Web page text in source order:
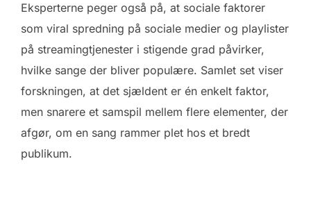
Eksperterne peger også på, at sociale faktorer
som viral spredning på sociale medier og playlister
på streamingtjenester i stigende grad påvirker,
hvilke sange der bliver populære. Samlet set viser
forskningen, at det sjældent er én enkelt faktor,
men snarere et samspil mellem flere elementer, der
afgør, om en sang rammer plet hos et bredt
publikum.